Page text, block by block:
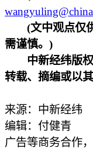
(文中观点仅
需谨慎。)
中新经纬版
转载、摘编或以
来源：中新经纬
编辑：付健青
广告等商务合作，